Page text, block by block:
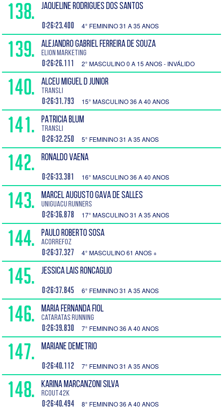
138. JAQUELINE RODRIGUES DOS SANTOS
0:26:23.400 4° FEMININO 31 A 35 ANOS
139. ALEJANDRO GABRIEL FERREIRA DE SOUZA
Elion Marketing
0:26:26.111 2° MASCULINO 0 A 15 ANOS - INVÁLIDO
140. ALCEU MIGUEL D JUNIOR
Transli
0:26:31.793 15° MASCULINO 36 A 40 ANOS
141. PATRICIA BLUM
Transli
0:26:32.250 5° FEMININO 31 A 35 ANOS
142. RONALDO VAENA
0:26:33.381 16° MASCULINO 36 A 40 ANOS
143. MARCEL AUGUSTO GAVA DE SALLES
UNIGUACU RUNNERS
0:26:36.878 17° MASCULINO 31 A 35 ANOS
144. PAULO ROBERTO SOSA
acorrefoz
0:26:37.327 4° MASCULINO 61 ANOS +
145. JESSICA LAIS RONCAGLIO
0:26:37.845 6° FEMININO 31 A 35 ANOS
146. MARIA FERNANDA FIOL
Cataratas Running
0:26:39.830 7° FEMININO 36 A 40 ANOS
147. MARIANE DEMETRIO
0:26:40.112 7° FEMININO 31 A 35 ANOS
148. KARINA MARCANZONI SILVA
RCOUT42K
0:26:40.494 8° FEMININO 36 A 40 ANOS